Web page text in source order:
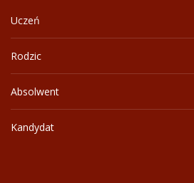
Uczeń
Rodzic
Absolwent
Kandydat